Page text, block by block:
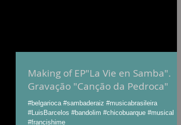
Making of EP"La Vie en Samba".
Gravação "Canção da Pedroca"
#belgarioca #sambaderaiz #musicabrasileira
#LuisBarcelos #bandolim #chicobuarque #musical
#francishime